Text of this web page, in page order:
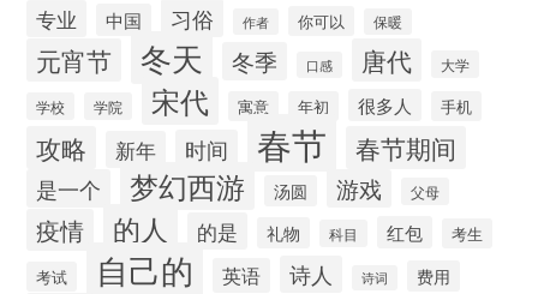
专业 中国 习俗 作者 你可以 保暖
元宵节 冬天 冬季 口感 唐代 大学
学校 学院 宋代 寓意 年初 很多人 手机
攻略 新年 时间 春节 春节期间
是一个 梦幻西游 汤圆 游戏 父母
疫情 的人 的是 礼物 科目 红包
考生
考试
自己的 英语 诗人 诗词 费用